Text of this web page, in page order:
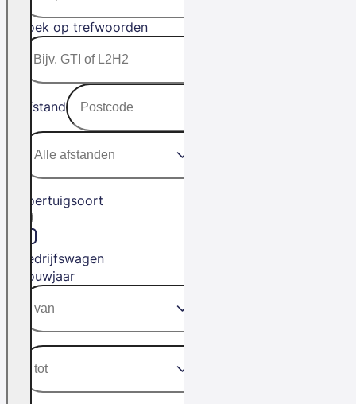
Zoek op trefwoorden
Afstand
Voertuigsoort
Bedrijfswagen
Bouwjaar